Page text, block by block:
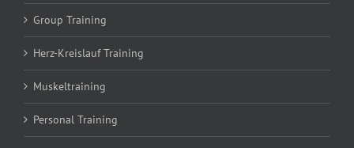
Group Training
Herz-Kreislauf Training
Muskeltraining
Personal Training